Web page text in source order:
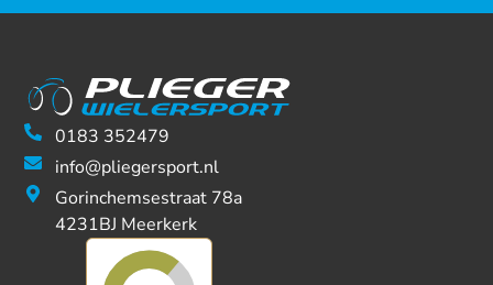
0183 352479
info@pliegersport.nl
Gorinchemsestraat 78a
4231BJ Meerkerk